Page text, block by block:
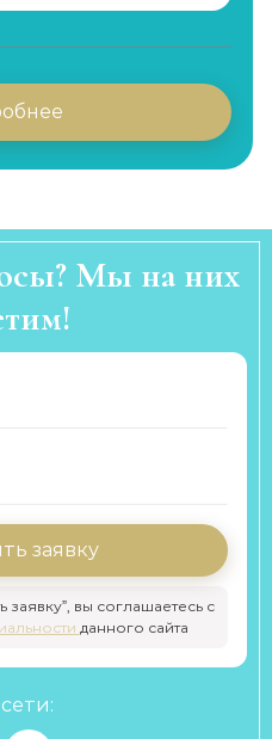
Мы на них
заявку
заявку”, вы соглашаетесь с
данного сайта